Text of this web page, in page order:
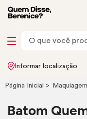
Informar localização
Página Inicial Maquiagem
Batom